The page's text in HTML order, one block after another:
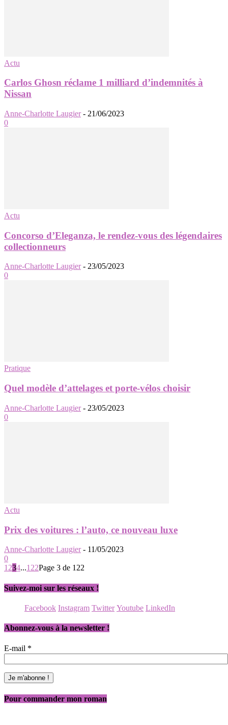
Actu
Carlos Ghosn réclame 1 milliard d’indemnités à
Nissan
Anne-Charlotte Laugier - 21/06/2023
0
Actu
Concorso d’Eleganza, le rendez-vous des légendaires
collectionneurs
Anne-Charlotte Laugier - 23/05/2023
0
Pratique
Quel modèle d’attelages et porte-vélos choisir
Anne-Charlotte Laugier - 23/05/2023
0
Actu
Prix des voitures : l’auto, ce nouveau luxe
Anne-Charlotte Laugier - 11/05/2023
0
1 234...122Page 3 de 122
Suivez-moi sur les réseaux !
Facebook Instagram Twitter Youtube LinkedIn
Abonnez-vous à la newsletter !
E-mail *
Pour commander mon roman